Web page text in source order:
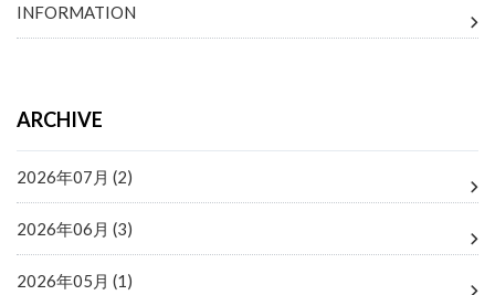
INFORMATION
ARCHIVE
2026年07月 (2)
2026年06月 (3)
2026年05月 (1)